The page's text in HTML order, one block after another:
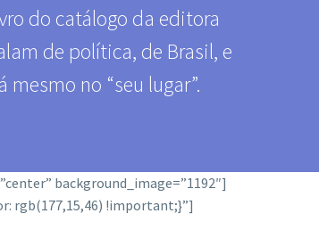
do catálogo da editora
de política, de Brasil, e
no “seu lugar”.
background_image=”1192″]
rgb(177,15,46) !important;}”]